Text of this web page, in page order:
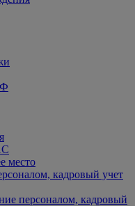
место
кадровый учет
персоналом, кадровый